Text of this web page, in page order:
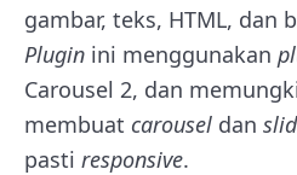
gambar, teks, HTML, dan
Plugin ini menggunakan
Carousel 2, dan
membuat carousel dan
pasti responsive.